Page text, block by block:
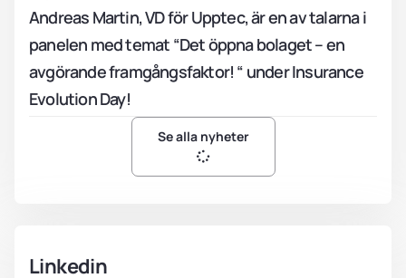
Andreas Martin, VD för Upptec, är en av talarna i
panelen med temat “Det öppna bolaget – en
avgörande framgångsfaktor! “ under Insurance
Evolution Day!
Se alla nyheter
Linkedin